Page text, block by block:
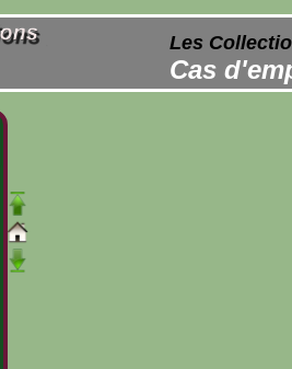
Les
Cas